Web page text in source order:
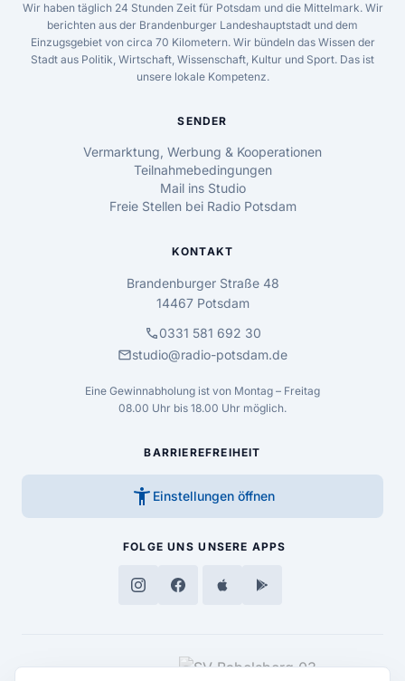
Wir haben täglich 24 Stunden Zeit für Potsdam und die Mittelmark. Wir
berichten aus der Brandenburger Landeshauptstadt und dem
Einzugsgebiet von circa 70 Kilometern. Wir bündeln das Wissen der
Stadt aus Politik, Wirtschaft, Wissenschaft, Kultur und Sport. Das ist
unsere lokale Kompetenz.
SENDER
Vermarktung, Werbung & Kooperationen
Teilnahmebedingungen
Mail ins Studio
Freie Stellen bei Radio Potsdam
KONTAKT
Brandenburger Straße 48
14467 Potsdam
call0331 581 692 30
mailstudio@radio-potsdam.de
Eine Gewinnabholung ist von Montag – Freitag
08.00 Uhr bis 18.00 Uhr möglich.
BARRIEREFREIHEIT
accessibility_new Einstellungen öffnen
FOLGE UNS UNSERE APPS
MEDIENPARTNER